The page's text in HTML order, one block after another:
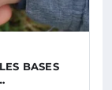
BASES